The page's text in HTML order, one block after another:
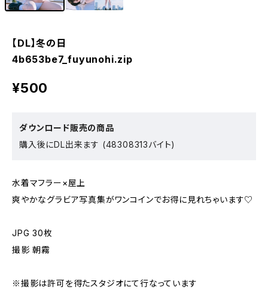
【DL】冬の日
4b653be7_fuyunohi.zip
¥500
ダウンロード販売の商品
購入後にDL出来ます (48308313バイト)
水着マフラー×屋上
爽やかなグラビア写真集がワンコインでお得に見れちゃいます♡
JPG 30枚
撮影 朝霧
※撮影は許可を得たスタジオにて行なっています